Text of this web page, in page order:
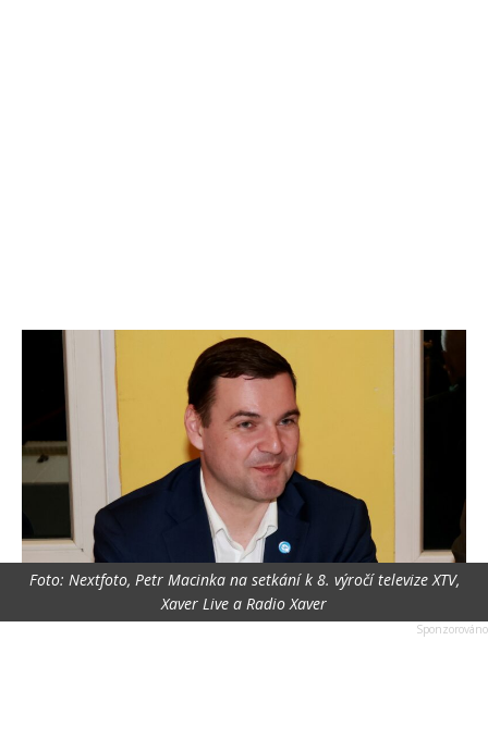
Foto: Nextfoto, Petr Macinka na setkání k 8. výročí televize XTV,
Xaver Live a Radio Xaver